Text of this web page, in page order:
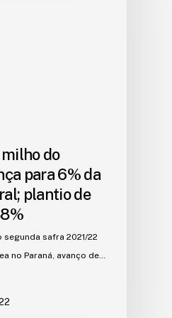
do
para 6% da
plantio de
safra 2021/22
no Paraná, avanço de…